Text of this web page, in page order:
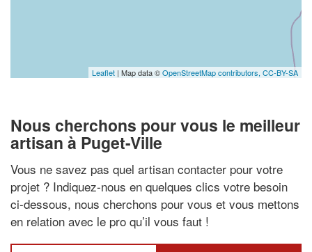
Leaflet | Map data ©OpenStreetMap contributors, CC-BY-SA
Nous cherchons pour vous le meilleur
artisan à Puget-Ville
Vous ne savez pas quel artisan contacter pour votre
projet ? Indiquez-nous en quelques clics votre besoin
ci-dessous, nous cherchons pour vous et vous mettons
en relation avec le pro qu’il vous faut !